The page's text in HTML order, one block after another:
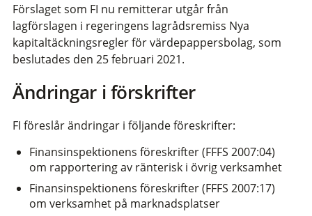
Förslaget som FI nu remitterar utgår från
lagförslagen i regeringens lagrådsremiss Nya
kapitaltäckningsregler för värdepappersbolag, som
beslutades den 25 februari 2021.
Ändringar i förskrifter
FI föreslår ändringar i följande föreskrifter:
Finansinspektionens föreskrifter (FFFS 2007:04)
om rapportering av ränterisk i övrig verksamhet
Finansinspektionens föreskrifter (FFFS 2007:17)
om verksamhet på marknadsplatser